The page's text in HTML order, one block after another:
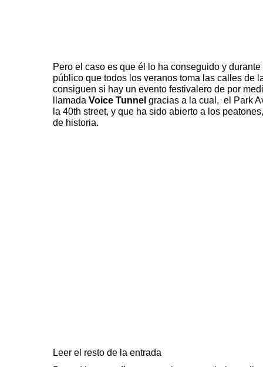
Pero el caso es que él lo ha conseguido y
público que todos los veranos toma las calles de
consiguen si hay un evento festivalero de por
llamada Voice Tunnel gracias a la cual, el Park
la 40th street, y que ha sido abierto a los
de historia.
Leer el resto de la entrada